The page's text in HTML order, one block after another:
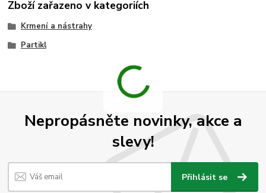
Zboží zařazeno v kategoriích
Krmení a nástrahy
Partikl
Nepropásněte novinky, akce a
slevy!
Přihlásit se